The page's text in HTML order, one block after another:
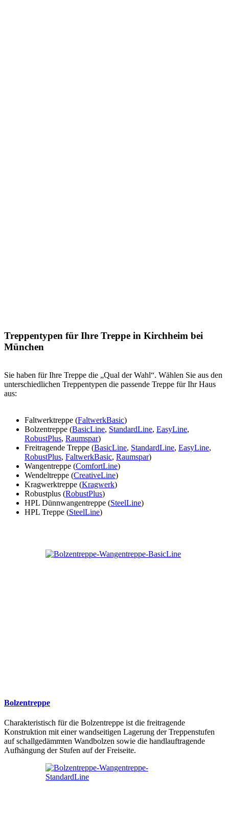
Treppentypen für Ihre Treppe in Kirchheim bei
München
Sie haben für Ihre Treppe die „Qual der Wahl“. Wählen Sie aus den
unterschiedlichen Treppentypen die passende Treppe für Ihr Haus
aus:
Faltwerktreppe (FaltwerkBasic)
Bolzentreppe (BasicLine, StandardLine, EasyLine,
RobustPlus, Raumspar)
Freitragende Treppe (BasicLine, StandardLine, EasyLine,
RobustPlus, FaltwerkBasic, Raumspar)
Wangentreppe (ComfortLine)
Wendeltreppe (CreativeLine)
Kragwerktreppe (Kragwerk)
Robustplus (RobustPlus)
HPL Dünnwangentreppe (SteelLine)
HPL Treppe (SteelLine)
Bolzentreppe
Charakteristisch für die Bolzentreppe ist die freitragende
Konstruktion mit einer wandseitigen Lagerung der Treppenstufen
auf schallgedämmten Wandbolzen sowie die handlauftragende
Aufhängung der Stufen auf der Freiseite.